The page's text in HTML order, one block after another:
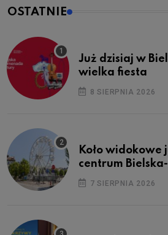
OSTATNIE
Już dzisiaj w
wielka fiesta
8 SIERPNIA 2026
Koło widokowe
centrum
7 SIERPNIA 2026